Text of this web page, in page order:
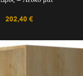
202,40€